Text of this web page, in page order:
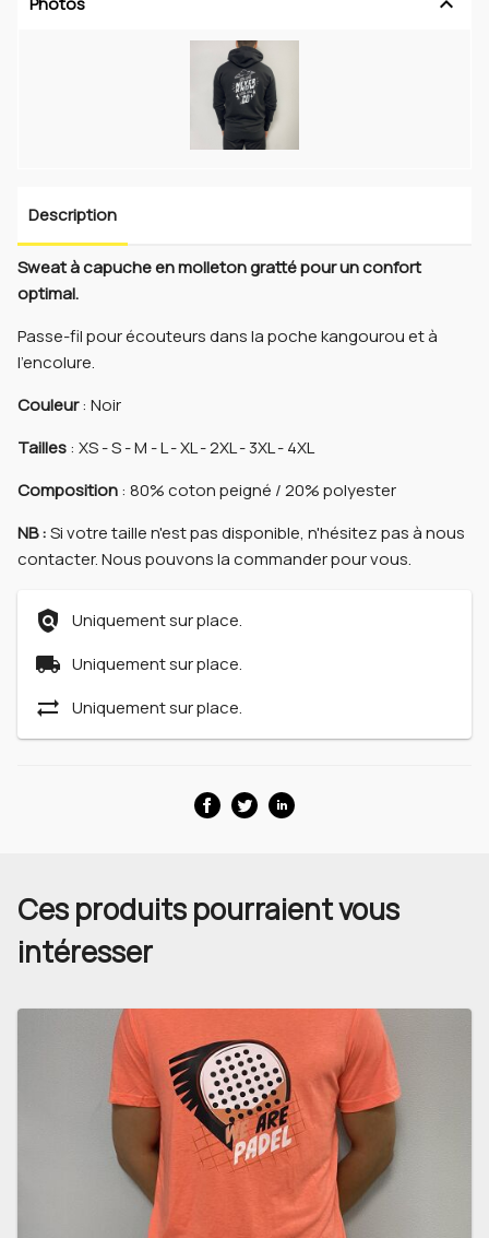
Description
Sweat à capuche en molleton gratté pour un confort
optimal.
Passe-fil pour écouteurs dans la poche kangourou et à
l'encolure.
Couleur: Noir
Tailles: XS - S - M - L - XL - 2XL - 3XL - 4XL
Composition: 80% coton peigné / 20% polyester
NB :Si votre taille n'est pas disponible, n'hésitez pas à nous
contacter. Nous pouvons la commander pour vous.
policy Uniquement sur place.
local_shipping Uniquement sur place.
sync_alt Uniquement sur place.
Ces produits pourraient vous
intéresser